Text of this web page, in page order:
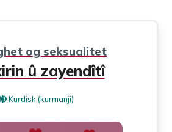
og seksualitet
û zayendîtî
Kurdisk (kurmanji)